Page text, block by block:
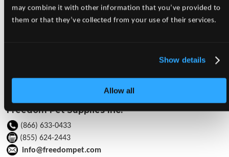
may combine it with other information that you’ve provided to
them or that they’ve collected from your use of their services.
Show details
Allow all
Vous avez un compte, mais pas de code d'accès?
Aucun problème! Veuillez nous contacter au
Aimeriez-vous configurer un compte avec nous?
Veuillez cliquer 'Ici'
Freedom Pet Supplies Inc.
(866) 633-0433
(855) 624-2443
info@freedompet.com